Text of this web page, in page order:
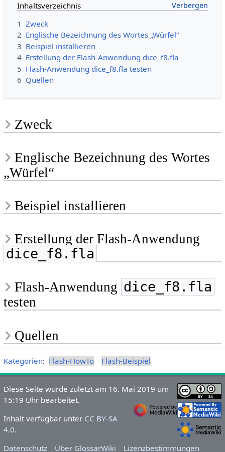
Inhaltsverzeichnis
1 Zweck
2 Englische Bezeichnung des Wortes „Würfel“
3 Beispiel installieren
4 Erstellung der Flash-Anwendung dice_f8.fla
5 Flash-Anwendung dice_f8.fla testen
6 Quellen
Zweck
Englische Bezeichnung des Wortes
„Würfel“
Beispiel installieren
Erstellung der Flash-Anwendung
dice_f8.fla
Flash-Anwendung dice_f8.fla
testen
Quellen
Kategorien: Flash-HowTo Flash-Beispiel
Diese Seite wurde zuletzt am 16. Mai 2019 um
15:19 Uhr bearbeitet.
Inhalt verfügbar unter CC BY-SA
4.0.
Datenschutz
Über GlossarWiki Lizenzbestimmungen